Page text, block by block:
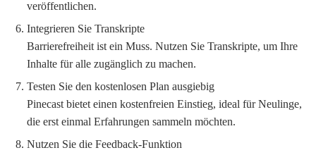
veröffentlichen.
Integrieren Sie Transkripte
Barrierefreiheit ist ein Muss. Nutzen Sie Transkripte, um Ihre
Inhalte für alle zugänglich zu machen.
Testen Sie den kostenlosen Plan ausgiebig
Pinecast bietet einen kostenfreien Einstieg, ideal für Neulinge,
die erst einmal Erfahrungen sammeln möchten.
Nutzen Sie die Feedback-Funktion